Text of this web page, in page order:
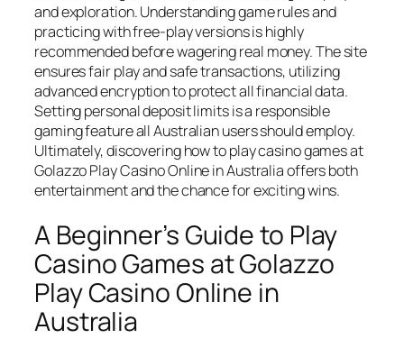
and exploration. Understanding game rules and
practicing with free-play versions is highly
recommended before wagering real money. The site
ensures fair play and safe transactions, utilizing
advanced encryption to protect all financial data.
Setting personal deposit limits is a responsible
gaming feature all Australian users should employ.
Ultimately, discovering how to play casino games at
Golazzo Play Casino Online in Australia offers both
entertainment and the chance for exciting wins.
A Beginner’s Guide to Play
Casino Games at Golazzo
Play Casino Online in
Australia